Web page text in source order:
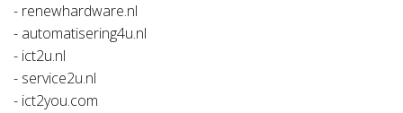
- renewhardware.nl
- automatisering4u.nl
- ict2u.nl
- service2u.nl
- ict2you.com